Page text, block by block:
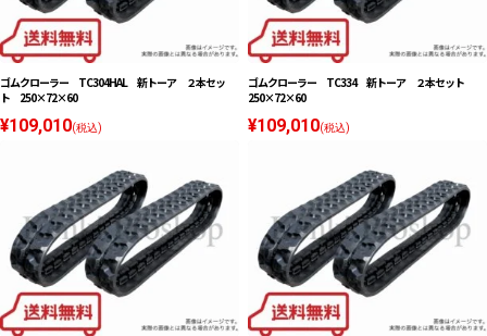
ゴムクローラー TC304HAL 新トーア ２本セッ
ト 250×72×60
¥109,010(税込)
ゴムクローラー TC334 新トーア ２本セット
250×72×60
¥109,010(税込)